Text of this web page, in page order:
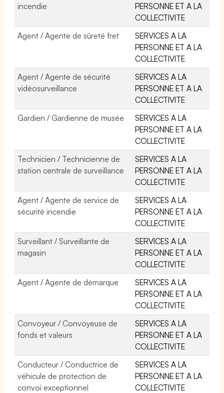
incendie
PERSONNE ET A LA
COLLECTIVITE
Agent / Agente de sûreté fret
SERVICES A LA
PERSONNE ET A LA
COLLECTIVITE
Agent / Agente de sécurité
vidéosurveillance
SERVICES A LA
PERSONNE ET A LA
COLLECTIVITE
Gardien / Gardienne de musée
SERVICES A LA
PERSONNE ET A LA
COLLECTIVITE
Technicien / Technicienne de
station centrale de surveillance
SERVICES A LA
PERSONNE ET A LA
COLLECTIVITE
Agent / Agente de service de
sécurité incendie
SERVICES A LA
PERSONNE ET A LA
COLLECTIVITE
Surveillant / Surveillante de
magasin
SERVICES A LA
PERSONNE ET A LA
COLLECTIVITE
Agent / Agente de démarque
SERVICES A LA
PERSONNE ET A LA
COLLECTIVITE
Convoyeur / Convoyeuse de
fonds et valeurs
SERVICES A LA
PERSONNE ET A LA
COLLECTIVITE
Conducteur / Conductrice de
véhicule de protection de
convoi exceptionnel
SERVICES A LA
PERSONNE ET A LA
COLLECTIVITE